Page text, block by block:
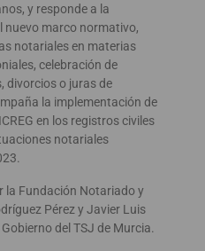
y responde a la
nuevo marco normativo,
notariales en materias
celebración de
divorcios o juras de
la implementación de
en los registros civiles
notariales
la Fundación Notariado y
Pérez y Javier Luis
del TSJ de Murcia.